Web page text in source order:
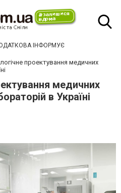
ІНФОРМУЄ
проектування медичних
медичних
в Україні